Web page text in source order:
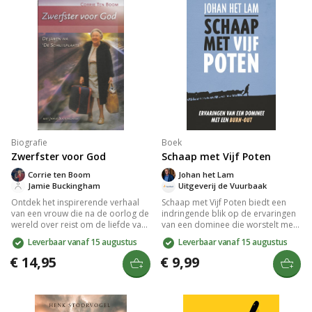
Biografie
Zwerfster voor God
Jamie Buckingham
Corrie ten Boom
Ontdek het inspirerende verhaal
van een vrouw die na de oorlog de
wereld over reist om de liefde van
God en de opstandingskracht van
Jezus Christus te delen. Na de
Holocaust biedt ze troost en hoop
aan duizenden, zelfs aan haar
voormalige kampbewaker. Een
vergeving en geloof.
Leverbaar vanaf 15 augustus
€ 14,95
Boek
Schaap met Vijf Poten
Uitgeverij de Vuurbaak
Johan het Lam
Schaap met Vijf Poten biedt een
indringende blik op de ervaringen
van een dominee die worstelt met
burn-out. Dit aangrijpende verhaal
verkent de impact van werkdruk en
interne strijd, en biedt inzichten in
herstel en zelfontdekking. Een
must-read voor iedereen die de
gezondheid en religieuze roeping
Leverbaar vanaf 15 augustus
€ 9,99